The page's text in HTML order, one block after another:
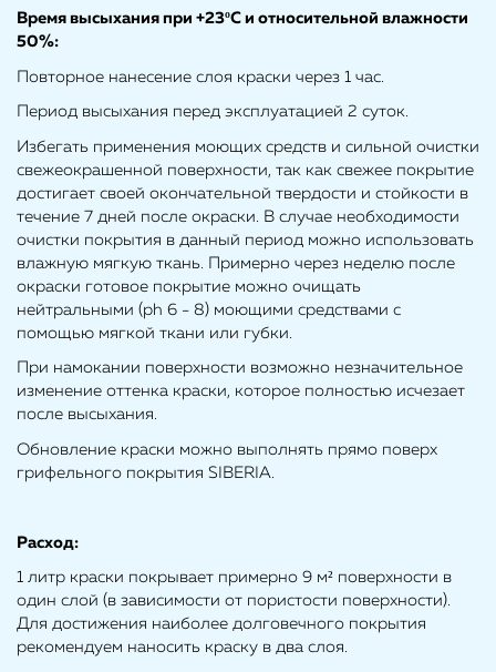
Время высыхания при +23ºС и относительной влажности
50%:
Повторное нанесение слоя краски через 1 час.
Период высыхания перед эксплуатацией 2 суток.
Избегать применения моющих средств и сильной очистки
свежеокрашенной поверхности, так как свежее покрытие
достигает своей окончательной твердости и стойкости в
течение 7 дней после окраски. В случае необходимости
очистки покрытия в данный период можно использовать
влажную мягкую ткань. Примерно через неделю после
окраски готовое покрытие можно очищать
нейтральными (ph 6 - 8) моющими средствами с
помощью мягкой ткани или губки.
При намокании поверхности возможно незначительное
изменение оттенка краски, которое полностью исчезает
после высыхания.
Обновление краски можно выполнять прямо поверх
грифельного покрытия SIBERIA.
Расход:
1 литр краски покрывает примерно 9 м² поверхности в
один слой (в зависимости от пористости поверхности).
Для достижения наиболее долговечного покрытия
рекомендуем наносить краску в два слоя.